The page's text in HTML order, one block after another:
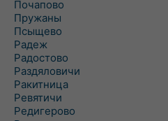
Почапово
Пружаны
Псыщево
Радеж
Радостово
Раздяловичи
Ракитница
Ревятичи
Редигерово